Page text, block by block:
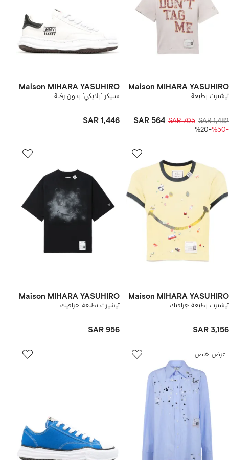
Maison MIHARA YASUHIRO
تيشيرت بطبعة
SAR 1,482
SAR 705
SAR 564
-%50
-%20
Maison MIHARA YASUHIRO
سنيكر 'بلايكي' بدون رقبة
SAR 1,446
Maison MIHARA YASUHIRO
تيشيرت بطبعة جرافيك
SAR 3,156
Maison MIHARA YASUHIRO
تيشيرت بطبعة جرافيك
SAR 956
عرض خاص